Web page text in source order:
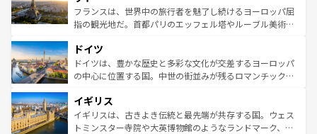
しい。
る。首都マドリードの洗練された雰囲気や、バルセロナの
アートに溢れた街角から、地方では古代ローマ遺跡や中世
せる。地方によって風土や気候が異なるスペインはその個
性で訪れる人を魅了する。 なお、新着のスペイン情報は コ
ンテンツ一覧を参照してほしい。
フランスは、世界中の旅行者を魅了し続けるヨーロッパ屈
指の観光地だ。首都パリのエッフェル塔やルーブル美術館
で、幅広い魅力が詰まっている。華麗な宮殿、歴史的な大
聖堂、美しいビーチ、そして豊かな自然が、訪れる者を心
から魅了する。また、フランスは美食の国としても知ら
いる。シャンパンの発祥地であるランス、プロヴァンスの
香り高いラベンダー畑など、多彩な楽しみ方が可能だ。さ
らに、パリ以外の地域にも魅力が溢れており、どの街角に
ドイツ
ドイツは、豊かな歴史と多彩な文化が交差するヨーロッパ
の中心に位置する国。中世の街並みが残るロマンチック街
顔を持つこの国は、どこを歩いても飽きることがない。ベ
ルリンの文化的活気、バイエルン州のアルプスの絶景、そ
してライン川沿いのワイン畑といった風景は必見。ビール
イギリス
イギリスは、古きよき伝統と最先端が共存する国。ウェス
トミンスター寺院や大英博物館のようなランドマーク、歴